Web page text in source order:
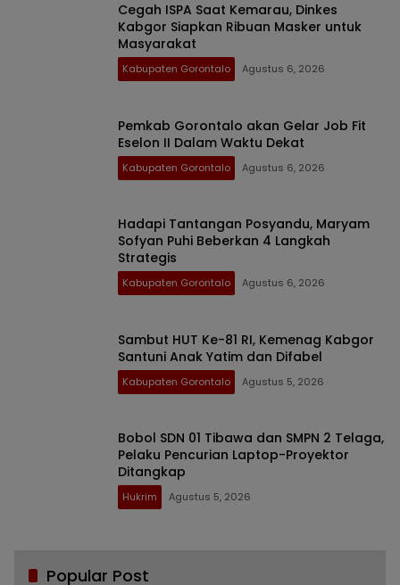
Cegah ISPA Saat Kemarau, Dinkes
Kabgor Siapkan Ribuan Masker untuk
Masyarakat
Kabupaten Gorontalo Agustus 6, 2026
Pemkab Gorontalo akan Gelar Job Fit
Eselon II Dalam Waktu Dekat
Kabupaten Gorontalo Agustus 6, 2026
Hadapi Tantangan Posyandu, Maryam
Sofyan Puhi Beberkan 4 Langkah
Strategis
Kabupaten Gorontalo Agustus 6, 2026
Sambut HUT Ke-81 RI, Kemenag Kabgor
Santuni Anak Yatim dan Difabel
Kabupaten Gorontalo Agustus 5, 2026
Bobol SDN 01 Tibawa dan SMPN 2 Telaga,
Pelaku Pencurian Laptop-Proyektor
Ditangkap
Hukrim Agustus 5, 2026
Popular Post
Bikin Haru, Bupati Sofyan Puhi Ungkap